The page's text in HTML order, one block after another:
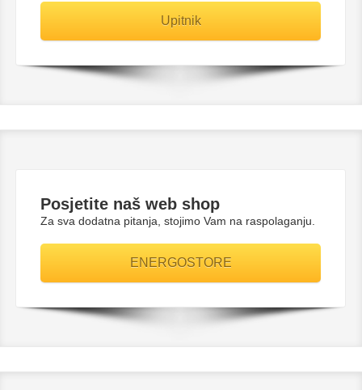
Upitnik
Posjetite naš web shop
Za sva dodatna pitanja, stojimo Vam na raspolaganju.
ENERGOSTORE